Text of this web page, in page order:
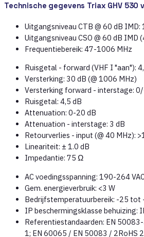
Technische gegevens Triax GHV
Uitgangsniveau CTB @ 60 dB IMD:
Uitgangsniveau CSO @ 60 dB IMD
Frequentiebereik: 47-1006 MHz
Ruisgetal - forward (VHF I "aan"):
Versterking: 30 dB (@ 1006 MHz)
Versterking forward - interstage:
Ruisgetal: 4,5 dB
Attenuation: 0-20 dB
Attenuation - interstage: 3 dB
Retourverlies - input (@ 40 MHz):
Lineariteit: ± 1.0 dB
Impedantie: 75 Ω
AC voedingsspanning: 190-264
Gem. energieverbruik: <3 W
Bedrijfstemperatuurbereik: -25 tot
IP beschermingsklasse behuizing:
Referentiestandaarden: EN
1; EN 60065 / EN 50083 / 2RoHS